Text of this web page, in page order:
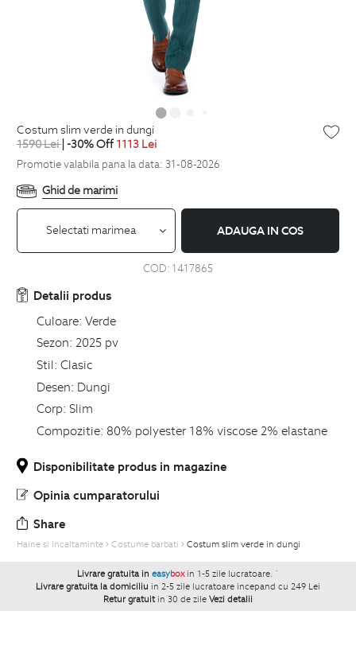
costum slim verde in dungi
1590Lei | -30% Off 1113 Lei
Promotie valabila pana la data: 31-08-2026
Ghid de marimi
Selectati marimea ADAUGA IN COS
COD: 1417865
Detalii produs
Culoare: Verde
Sezon: 2025 pv
Stil: Clasic
Desen: Dungi
Corp: Slim
Compozitie: 80% polyester 18% viscose 2% elastane
Disponibilitate produs in magazine
Opinia cumparatorului
Share
Haine si Incaltaminte Costume barbati Costum slim verde in dungi
Livrare gratuita in easybox in 1-5 zile lucratoare. `
Livrare gratuita la domiciliu in 2-5 zile lucratoare incepand cu 249 Lei
Retur gratuit in 30 de zile Vezi detalii